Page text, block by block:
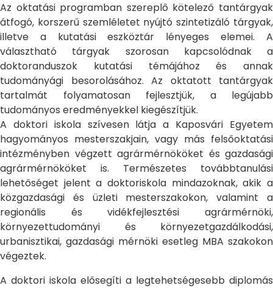
Az oktatási programban szereplő kötelező tantárgyak
átfogó, korszerű szemléletet nyújtó szintetizáló tárgyak,
illetve a kutatási eszköztár lényeges elemei. A
választható tárgyak szorosan kapcsolódnak a
doktoranduszok kutatási témájához és annak
tudományági besorolásához. Az oktatott tantárgyak
tartalmát folyamatosan fejlesztjük, a legújabb
tudományos eredményekkel kiegészítjük.
A doktori iskola szívesen látja a Kaposvári Egyetem
hagyományos mesterszakjain, vagy más felsőoktatási
intézményben végzett agrármérnököket és gazdasági
agrármérnököket is. Természetes továbbtanulási
lehetőséget jelent a doktoriskola mindazoknak, akik a
közgazdasági és üzleti mesterszakokon, valamint a
regionális és vidékfejlesztési agrármérnöki,
környezettudományi és környezetgazdálkodási,
urbanisztikai, gazdasági mérnöki esetleg MBA szakokon
végeztek.
A doktori iskola elősegíti a legtehetségesebb diplomás